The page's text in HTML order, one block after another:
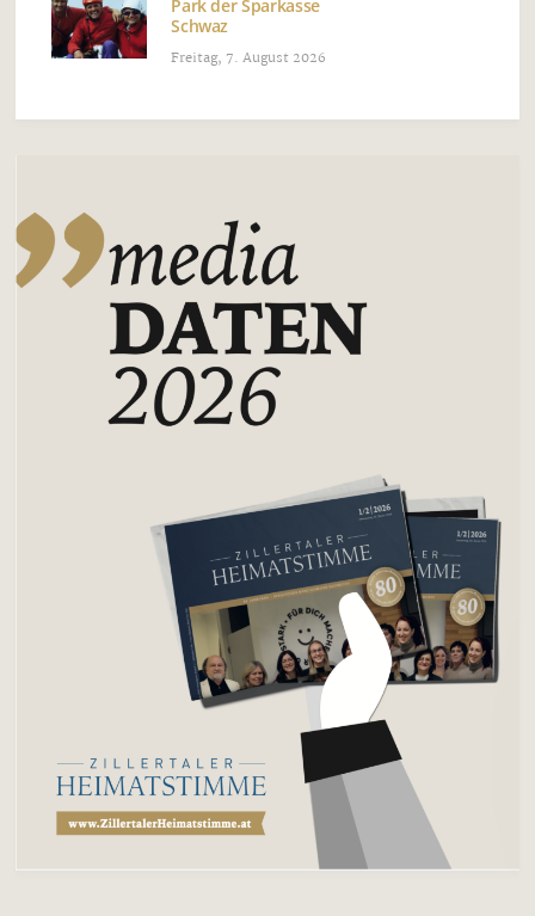
Park der Sparkasse
Schwaz
Freitag, 7. August 2026